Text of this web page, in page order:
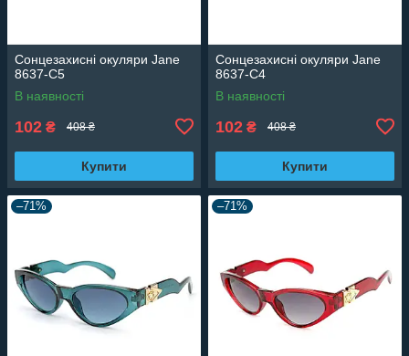
Сонцезахисні окуляри Jane
8637-C5
В наявності
102 ₴ 408 ₴
Купити
Сонцезахисні окуляри Jane
8637-C4
В наявності
102 ₴ 408 ₴
Купити
–71% –71%